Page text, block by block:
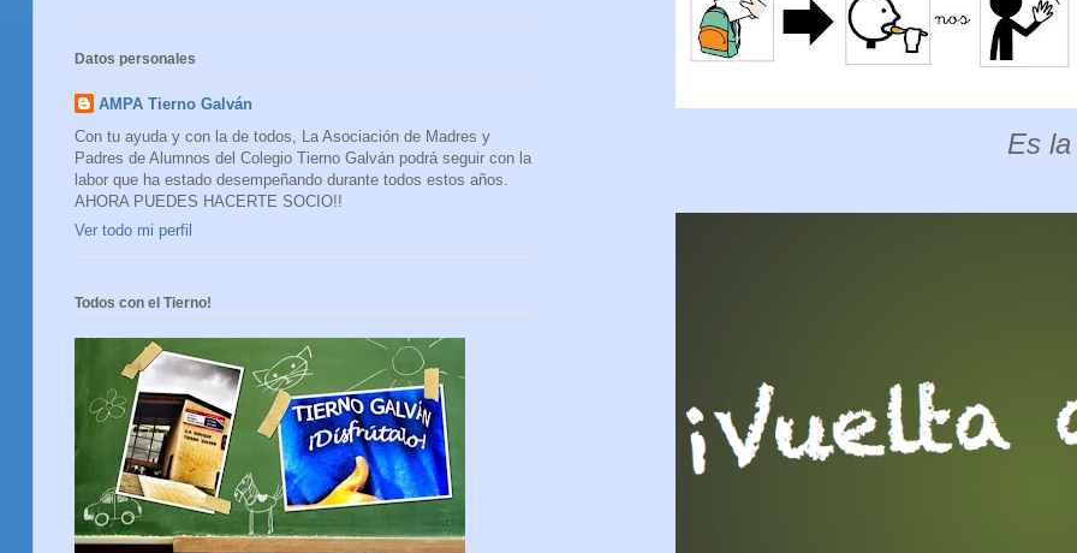
Es
Datos personales
AMPA Tierno Galván
Con tu ayuda y con la de todos, La Asociación de Madres y
Padres de Alumnos del Colegio Tierno Galván podrá seguir con la
labor que ha estado desempeñando durante todos estos años.
AHORA PUEDES HACERTE SOCIO!!
Ver todo mi perfil
Todos con el Tierno!